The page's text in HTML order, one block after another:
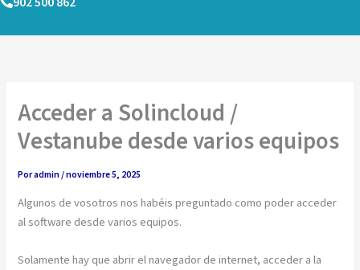
Ir
Acceder a Solincloud /
Vestanube desde varios equipos
Poradmin/noviembre 5, 2025
Algunos de vosotros nos habéis preguntado como poder acceder
al software desde varios equipos.
Solamente hay que abrir el navegador de internet, acceder a la